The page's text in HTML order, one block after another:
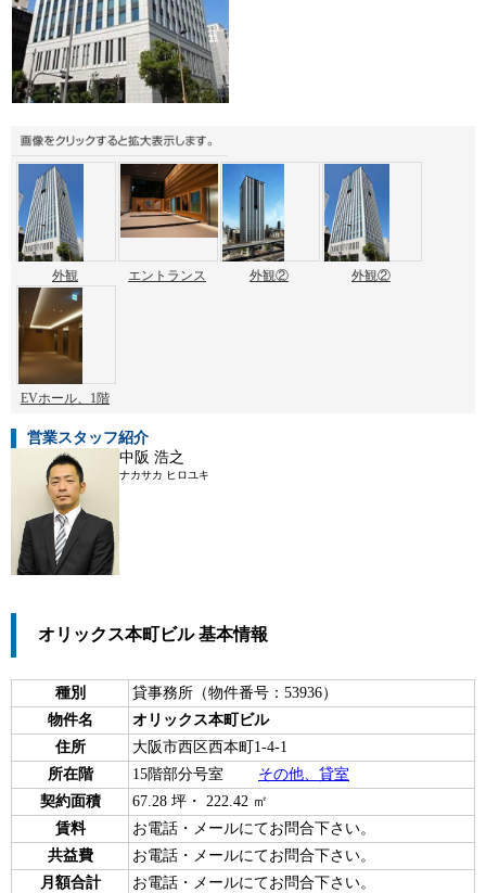
外観 エントランス 外観② 外観②
EVホール、1階
営業スタッフ紹介
中阪 浩之
ナカサカ ヒロユキ
オリックス本町ビル 基本情報
種別
貸事務所（物件番号：53936）
物件名
オリックス本町ビル
住所
大阪市西区西本町1-4-1
所在階
15階部分号室 その他、貸室
契約面積
67.28 坪・ 222.42 ㎡
賃料
お電話・メールにてお問合下さい。
共益費
お電話・メールにてお問合下さい。
月額合計
お電話・メールにてお問合下さい。